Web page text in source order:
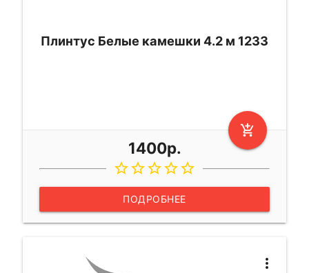
Плинтус Белые камешки 4.2 м 1233
add_shopping_cart
1400р.
star_borderstar_borderstar_borderstar_borderstar_border
ПОДРОБНЕЕ
more_vert